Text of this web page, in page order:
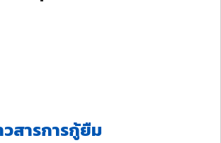
สารการกู้ยืม